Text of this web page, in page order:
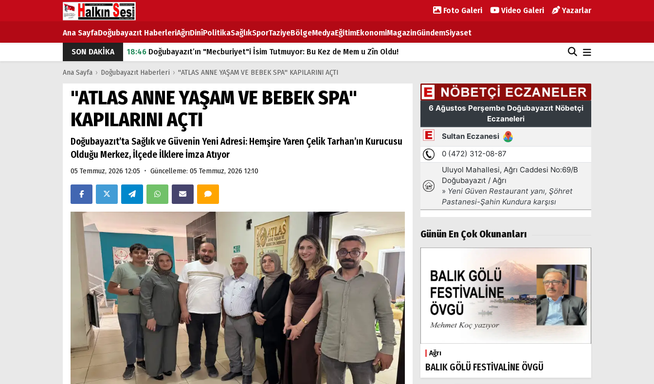
Foto Galeri Video Galeri Yazarlar
Ana SayfaDoğubayazıt HaberleriAğrıDinîPolitikaSağlıkSporTaziyeBölgeMedyaEğitimEkonomiMagazinGündemSiyaset
SON DAKİKA
18:46 Doğubayazıt’ın "Mecburiyet"i İsim Tutmuyor: Bu Kez de Mem u Zîn Oldu!
Doğubayazıt’ta Ekmek Fiyatlarına Zam
07:00DEVLET ve HÜKÜMET
18:29
ÇARŞI CADDESİ YAZ BOZ TAHTASI
Ana Sayfa › Doğubayazıt Haberleri › "ATLAS ANNE YAŞAM VE BEBEK SPA" KAPILARINI AÇTI
"ATLAS ANNE YAŞAM VE BEBEK SPA"
KAPILARINI AÇTI
Doğubayazıt’ta Sağlık ve Güvenin Yeni Adresi: Hemşire Yaren Çelik Tarhan’ın Kurucusu
Olduğu Merkez, İlçede İlklere İmza Atıyor
05 Temmuz, 2026 12:05 • Güncelleme: 05 Temmuz, 2026 12:10
Günün En Çok Okunanları
Ağrı
BALIK GÖLÜ FESTİVALİNE ÖVGÜ